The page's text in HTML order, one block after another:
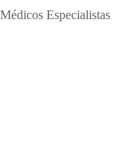
Médicos Especialistas